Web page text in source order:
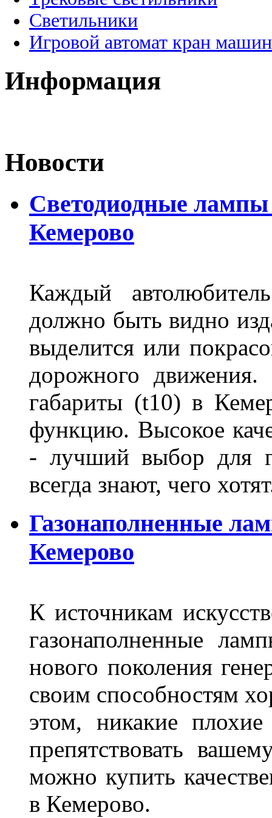
Светильники
Игровой автомат кран
Информация
Новости
Светодиодные
Кемерово
Каждый
должно быть видно
выделится или
дорожного
габариты (t10) в
функцию. Высокое
- лучший выбор для
всегда знают, чего
Газонаполненные
Кемерово
К источникам
газонаполненные
нового поколения
своим способностям
этом, никакие
препятствовать
можно купить
в Кемерово.